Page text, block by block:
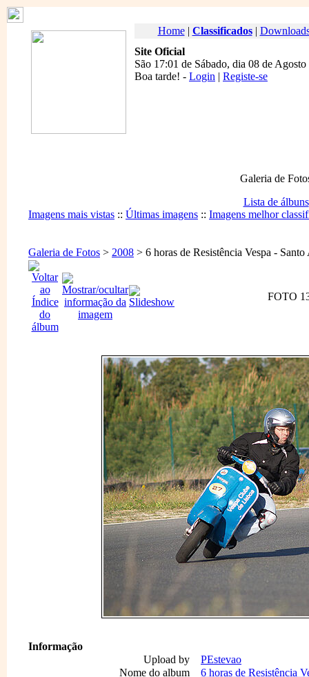
Home| Classificados|
Site Oficial
São 17:01 de Sábado, dia 08 de
Boa tarde! - Login | Registe-se
Galeria de
Lista de álbuns
Imagens mais vistas :: Últimas imagens :: Imagens melhor
Galeria de Fotos > 2008 > 6 horas de Resistência Vespa - Santo
FOTO
Informação
Upload by
PEstevao
Nome do album
6 horas de Resistência